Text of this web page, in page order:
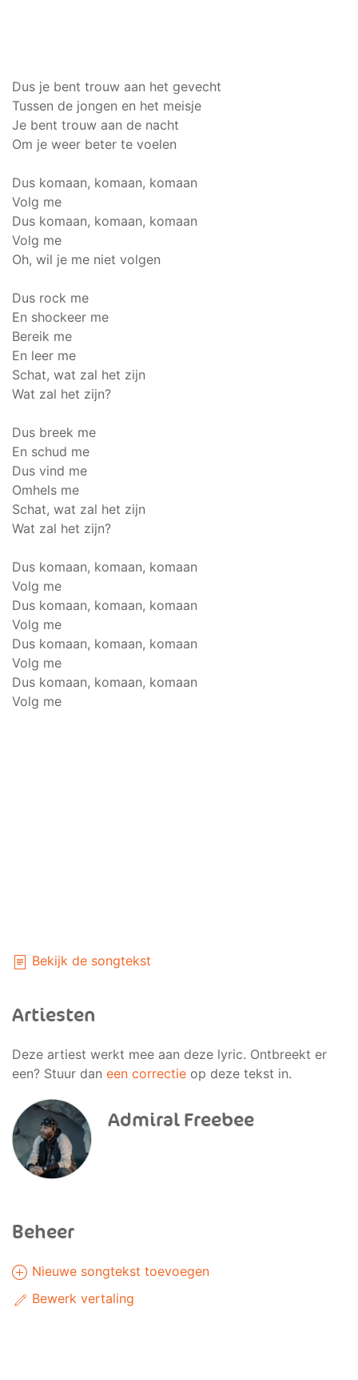
Dus je bent trouw aan het gevecht
Tussen de jongen en het meisje
Je bent trouw aan de nacht
Om je weer beter te voelen
Dus komaan, komaan, komaan
Volg me
Dus komaan, komaan, komaan
Volg me
Oh, wil je me niet volgen
Dus rock me
En shockeer me
Bereik me
En leer me
Schat, wat zal het zijn
Wat zal het zijn?
Dus breek me
En schud me
Dus vind me
Omhels me
Schat, wat zal het zijn
Wat zal het zijn?
Dus komaan, komaan, komaan
Volg me
Dus komaan, komaan, komaan
Volg me
Dus komaan, komaan, komaan
Volg me
Dus komaan, komaan, komaan
Volg me
Bekijk de songtekst
Artiesten
Deze artiest werkt mee aan deze lyric. Ontbreekt er
een? Stuur dan een correctie op deze tekst in.
Admiral Freebee
Beheer
Nieuwe songtekst toevoegen
Bewerk vertaling